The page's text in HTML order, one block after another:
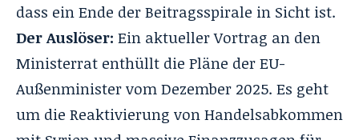
dass ein Ende der Beitragsspirale in Sicht ist.
Der Auslöser: Ein aktueller Vortrag an den
Ministerrat enthüllt die Pläne der EU-
Außenminister vom Dezember 2025. Es geht
um die Reaktivierung von Handelsabkommen